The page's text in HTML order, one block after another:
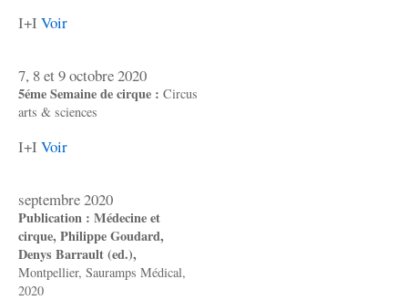
I+I Voir
7, 8 et 9 octobre 2020
5éme Semaine de cirque : Circus
arts & sciences
I+I Voir
septembre 2020
Publication : Médecine et
cirque, Philippe Goudard,
Denys Barrault (ed.),
Montpellier, Sauramps Médical,
2020